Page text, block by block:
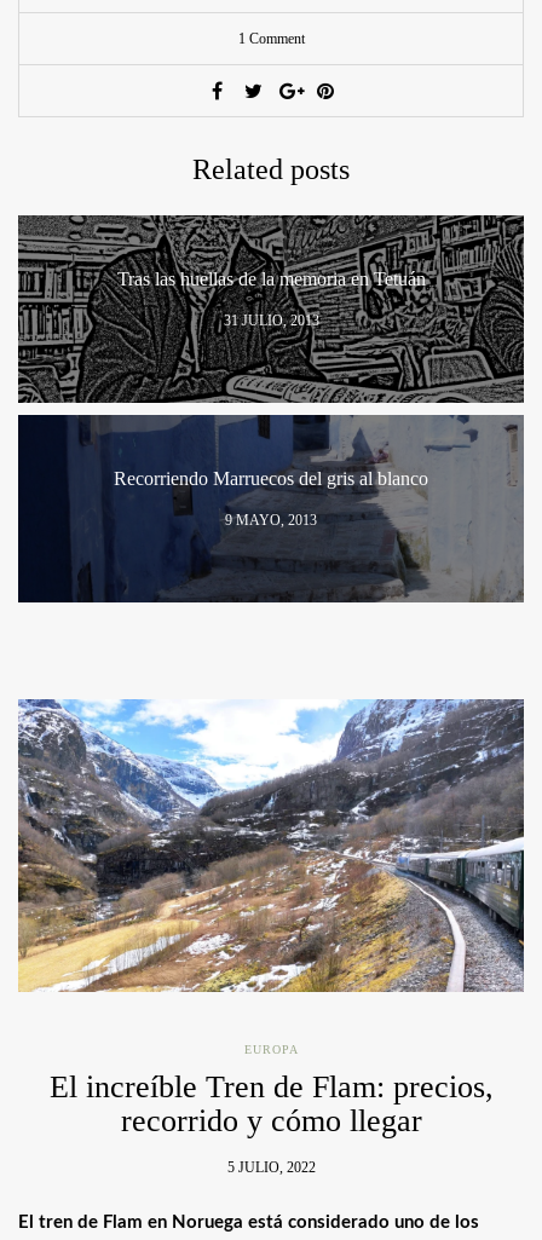
1 Comment
Related posts
Tras las huellas de la memoria en Tetuán
31 JULIO, 2013
Recorriendo Marruecos del gris al blanco
9 MAYO, 2013
EUROPA
El increíble Tren de Flam: precios,
recorrido y cómo llegar
5 JULIO, 2022
El tren de Flam en Noruega está considerado uno de los